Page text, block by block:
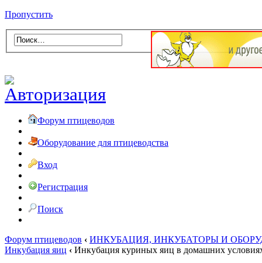
Пропустить
Форум птицеводов
Оборудование для птицеводства
Вход
Регистрация
Поиск
Форум птицеводов ‹ ИНКУБАЦИЯ, ИНКУБАТОРЫ И
Инкубация яиц ‹ Инкубация куриных яиц в домашних